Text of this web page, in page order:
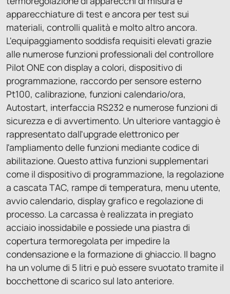
apparecchiature di test e ancora per test sui
materiali, controlli qualità e molto altro ancora.
L'equipaggiamento soddisfa requisiti elevati grazie
alle numerose funzioni professionali del controllore
Pilot ONE con display a colori, dispositivo di
programmazione, raccordo per sensore esterno
Pt100, calibrazione, funzioni calendario/ora,
Autostart, interfaccia RS232 e numerose funzioni di
sicurezza e di avvertimento. Un ulteriore vantaggio è
rappresentato dall'upgrade elettronico per
l'ampliamento delle funzioni mediante codice di
abilitazione. Questo attiva funzioni supplementari
come il dispositivo di programmazione, la regolazione
a cascata TAC, rampe di temperatura, menu utente,
avvio calendario, display grafico e regolazione di
processo. La carcassa è realizzata in pregiato
acciaio inossidabile e possiede una piastra di
copertura termoregolata per impedire la
condensazione e la formazione di ghiaccio. Il bagno
ha un volume di 5 litri e può essere svuotato tramite il
bocchettone di scarico sul lato anteriore.